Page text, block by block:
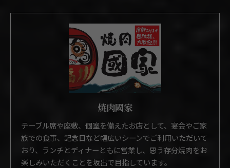
焼肉國家
テーブル席や座敷、個室を備えたお店として、宴会やご家
族での食事、記念日など幅広いシーンでご利用いただいて
おり、ランチとディナーともに営業し、思う存分焼肉をお
楽しみいただくことを坂出で目指しています。